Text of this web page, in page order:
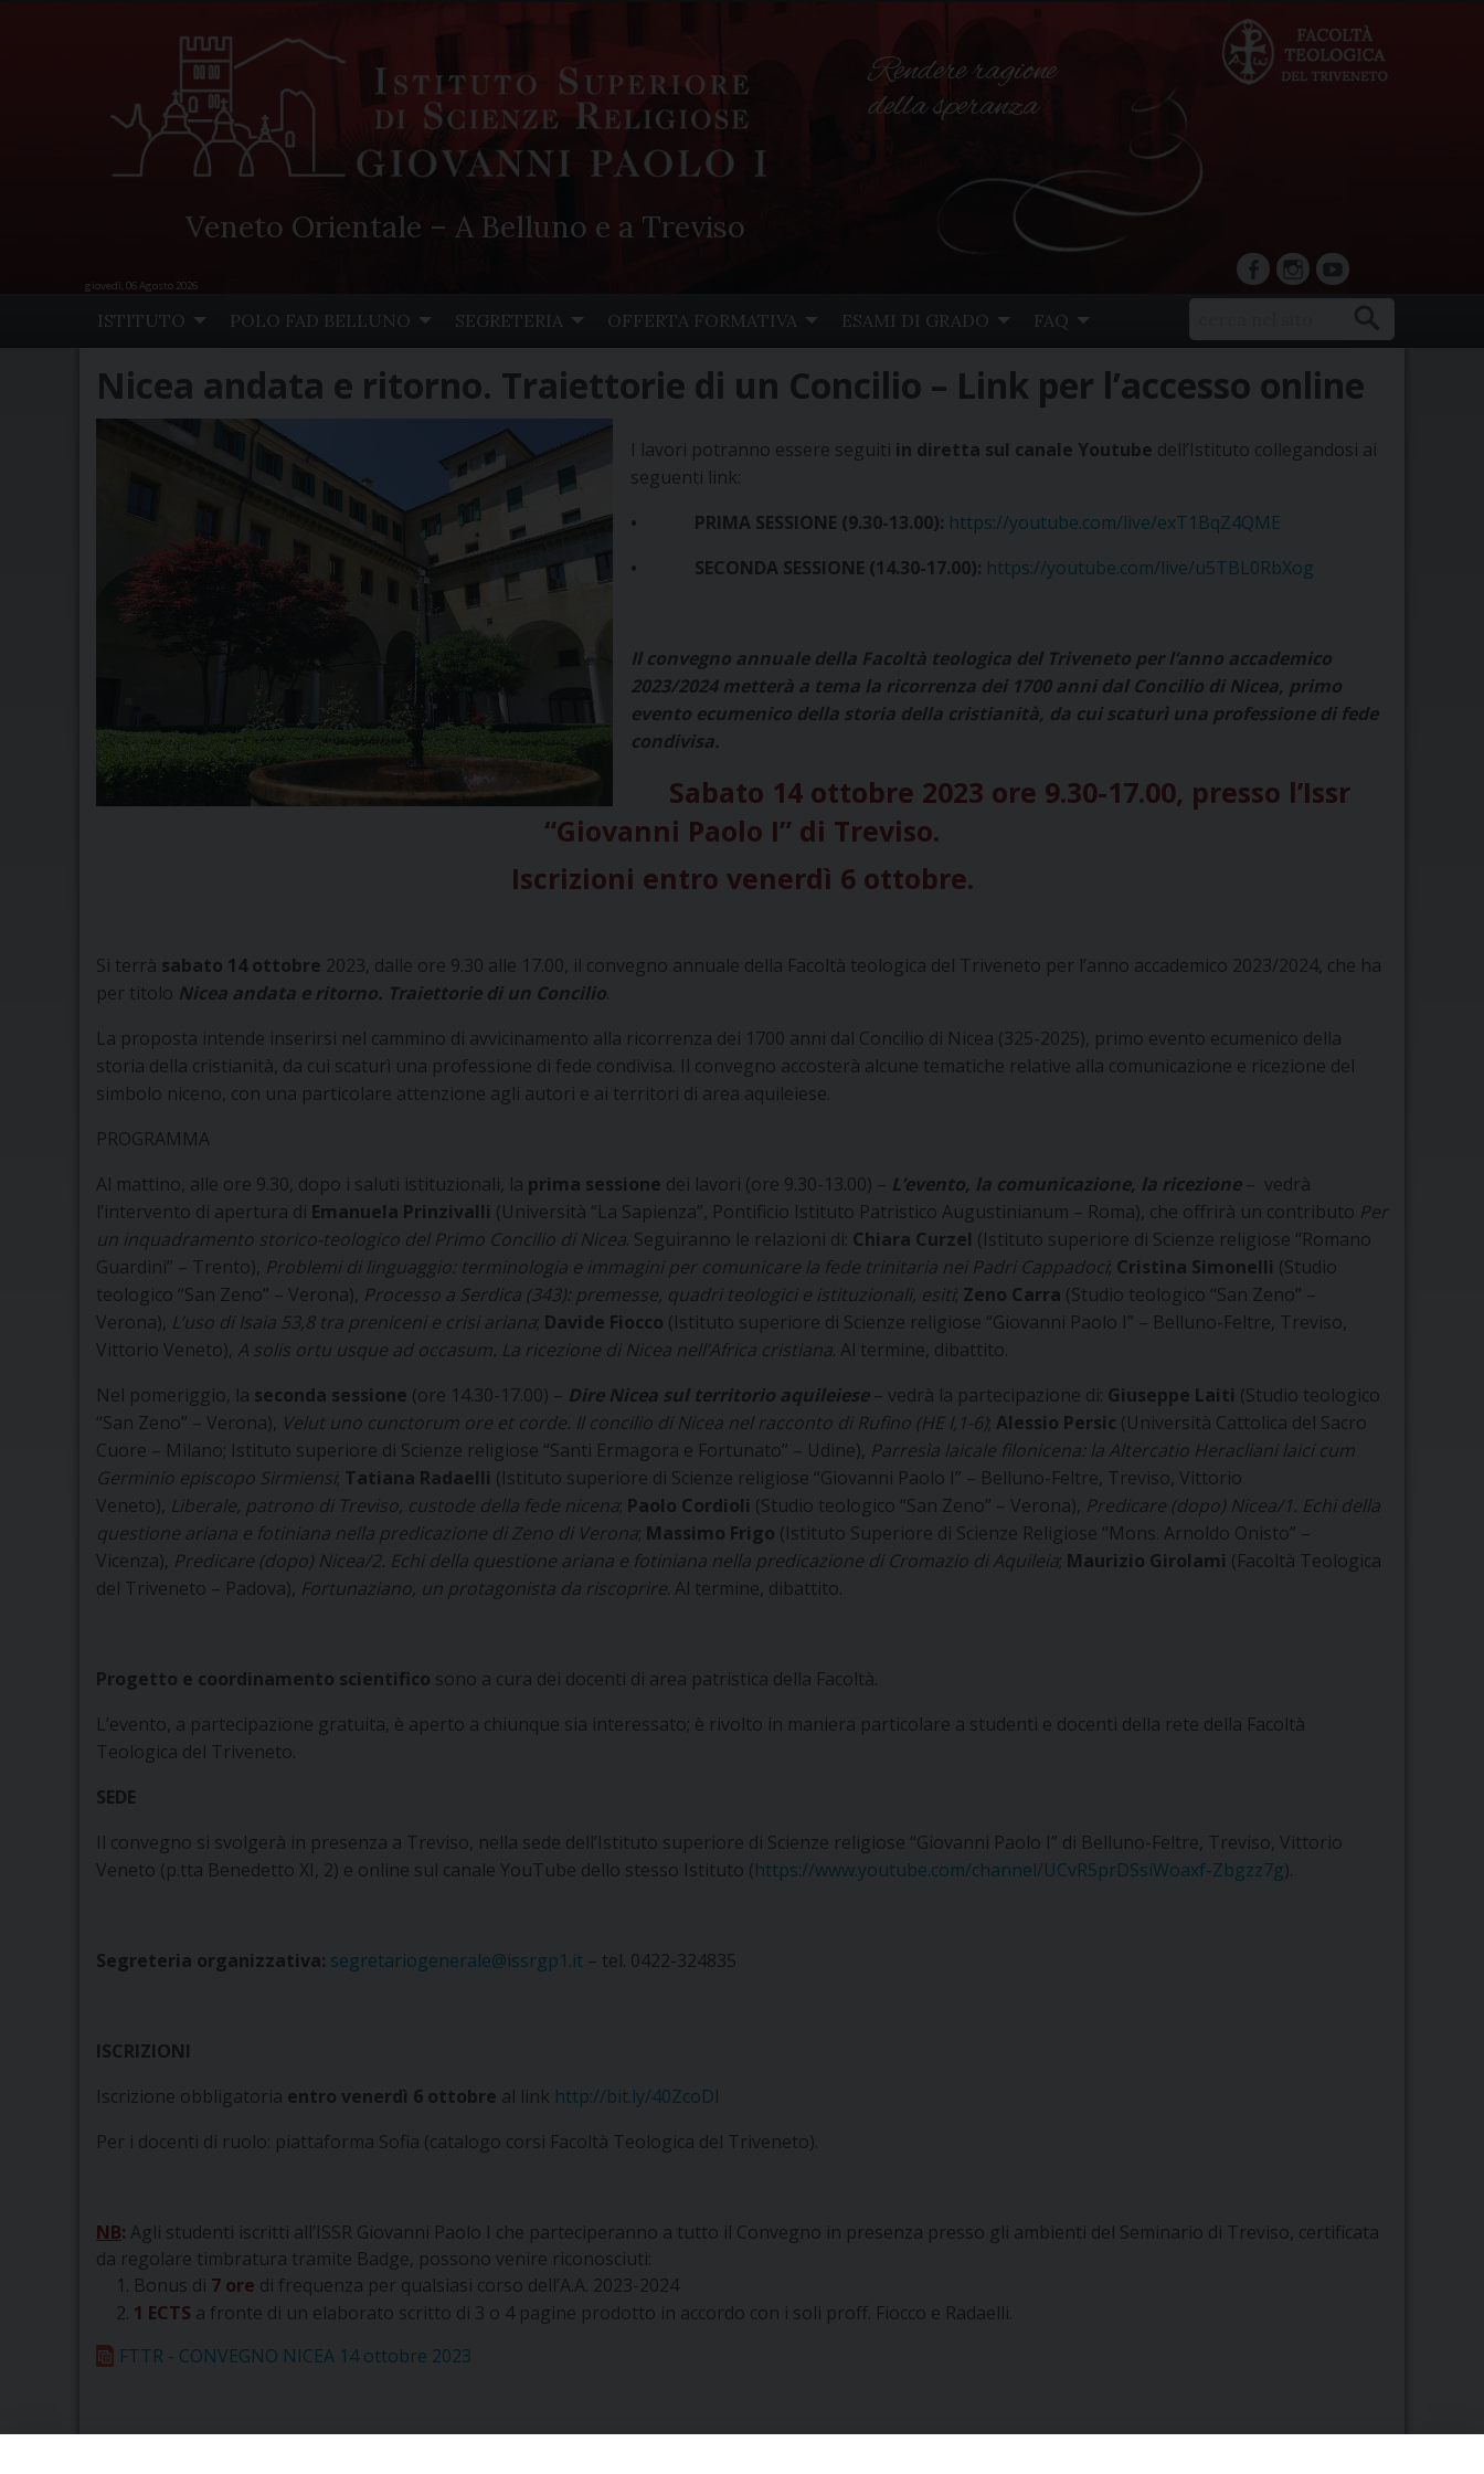
Veneto Orientale – A Belluno e a Treviso
Rendere ragione
della speranza
facebookInstagram
YouTube
giovedì, 06 Agosto 2026
ISTITUTO POLO FAD BELLUNO SEGRETERIA OFFERTA FORMATIVA ESAMI DI GRADO FAQ
Nicea andata e ritorno. Traiettorie di un Concilio – Link per l’accesso online
I lavori potranno essere seguiti in diretta sul canale Youtube dell’Istituto collegandosi ai
seguenti link:
• PRIMA SESSIONE (9.30-13.00): https://youtube.com/live/exT1BqZ4QME
• SECONDA SESSIONE (14.30-17.00): https://youtube.com/live/u5TBL0RbXog
Il convegno annuale della Facoltà teologica del Triveneto per l’anno accademico
2023/2024 metterà a tema la ricorrenza dei 1700 anni dal Concilio di Nicea, primo
evento ecumenico della storia della cristianità, da cui scaturì una professione di fede
condivisa.
Sabato 14 ottobre 2023 ore 9.30-17.00, presso l’Issr
“Giovanni Paolo I” di Treviso.
Iscrizioni entro venerdì 6 ottobre.
Si terrà sabato 14 ottobre 2023, dalle ore 9.30 alle 17.00, il convegno annuale della Facoltà teologica del Triveneto per l’anno accademico 2023/2024, che ha
per titolo Nicea andata e ritorno. Traiettorie di un Concilio.
La proposta intende inserirsi nel cammino di avvicinamento alla ricorrenza dei 1700 anni dal Concilio di Nicea (325-2025), primo evento ecumenico della
storia della cristianità, da cui scaturì una professione di fede condivisa. Il convegno accosterà alcune tematiche relative alla comunicazione e ricezione del
simbolo niceno, con una particolare attenzione agli autori e ai territori di area aquileiese.
PROGRAMMA
Al mattino, alle ore 9.30, dopo i saluti istituzionali, la prima sessione dei lavori (ore 9.30-13.00) – L’evento, la comunicazione, la ricezione– vedrà
l’intervento di apertura di Emanuela Prinzivalli (Università “La Sapienza”, Pontificio Istituto Patristico Augustinianum – Roma), che offrirà un contributo Per
un inquadramento storico-teologico del Primo Concilio di Nicea. Seguiranno le relazioni di: Chiara Curzel (Istituto superiore di Scienze religiose “Romano
Guardini” – Trento), Problemi di linguaggio: terminologia e immagini per comunicare la fede trinitaria nei Padri Cappadoci; Cristina Simonelli (Studio
teologico “San Zeno” – Verona), Processo a Serdica (343): premesse, quadri teologici e istituzionali, esiti; Zeno Carra (Studio teologico “San Zeno” –
Verona), L’uso di Isaia 53,8 tra preniceni e crisi ariana; Davide Fiocco (Istituto superiore di Scienze religiose “Giovanni Paolo I” – Belluno-Feltre, Treviso,
Vittorio Veneto), A solis ortu usque ad occasum. La ricezione di Nicea nell’Africa cristiana. Al termine, dibattito.
Nel pomeriggio, la seconda sessione (ore 14.30-17.00) – Dire Nicea sul territorio aquileiese – vedrà la partecipazione di: Giuseppe Laiti (Studio teologico
“San Zeno” – Verona), Velut uno cunctorum ore et corde. Il concilio di Nicea nel racconto di Rufino (HE I,1-6); Alessio Persic (Università Cattolica del Sacro
Cuore – Milano; Istituto superiore di Scienze religiose “Santi Ermagora e Fortunato” – Udine), Parresìa laicale filonicena: la Altercatio Heracliani laici cum
Germinio episcopo Sirmiensi; Tatiana Radaelli (Istituto superiore di Scienze religiose “Giovanni Paolo I” – Belluno-Feltre, Treviso, Vittorio
Veneto), Liberale, patrono di Treviso, custode della fede nicena; Paolo Cordioli (Studio teologico “San Zeno” – Verona), Predicare (dopo) Nicea/1. Echi della
questione ariana e fotiniana nella predicazione di Zeno di Verona; Massimo Frigo (Istituto Superiore di Scienze Religiose “Mons. Arnoldo Onisto” –
Vicenza), Predicare (dopo) Nicea/2. Echi della questione ariana e fotiniana nella predicazione di Cromazio di Aquileia; Maurizio Girolami (Facoltà Teologica
del Triveneto – Padova), Fortunaziano, un protagonista da riscoprire. Al termine, dibattito.
Progetto e coordinamento scientifico sono a cura dei docenti di area patristica della Facoltà.
L’evento, a partecipazione gratuita, è aperto a chiunque sia interessato; è rivolto in maniera particolare a studenti e docenti della rete della Facoltà
Teologica del Triveneto.
SEDE
Il convegno si svolgerà in presenza a Treviso, nella sede dell’Istituto superiore di Scienze religiose “Giovanni Paolo I” di Belluno-Feltre, Treviso, Vittorio
Veneto (p.tta Benedetto XI, 2) e online sul canale YouTube dello stesso Istituto (https://www.youtube.com/channel/UCvR5prDSsiWoaxf-Zbgzz7g).
Segreteria organizzativa: segretariogenerale@issrgp1.it – tel. 0422-324835
ISCRIZIONI
Iscrizione obbligatoria entro venerdì 6 ottobre al link http://bit.ly/40ZcoDl
Per i docenti di ruolo: piattaforma Sofia (catalogo corsi Facoltà Teologica del Triveneto).
NB: Agli studenti iscritti all’ISSR Giovanni Paolo I che parteciperanno a tutto il Convegno in presenza presso gli ambienti del Seminario di Treviso, certificata
da regolare timbratura tramite Badge, possono venire riconosciuti:
Bonus di 7 ore di frequenza per qualsiasi corso dell’A.A. 2023-2024
1 ECTS a fronte di un elaborato scritto di 3 o 4 pagine prodotto in accordo con i soli proff. Fiocco e Radaelli.
FTTR - CONVEGNO NICEA 14 ottobre 2023